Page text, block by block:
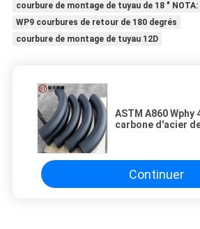
courbure de montage de tuyau de 18 ″ NOTA:
WP9 courbures de retour de 180 degrés
courbure de montage de tuyau 12D
ASTM A860
carbone d'acier
Continuer